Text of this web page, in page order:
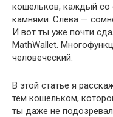
кошельков, каждый
камнями. Слева —
И вот ты уже почти
MathWallet.
человеческий.
В этой статье я
тем кошельком,
ты даже не